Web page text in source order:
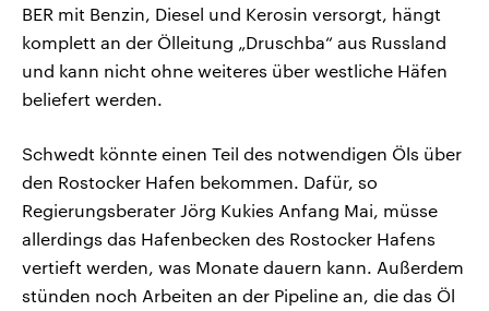
BER mit Benzin, Diesel und Kerosin versorgt, hängt
komplett an der Ölleitung „Druschba“ aus Russland
und kann nicht ohne weiteres über westliche Häfen
beliefert werden.
Schwedt könnte einen Teil des notwendigen Öls über
den Rostocker Hafen bekommen. Dafür, so
Regierungsberater Jörg Kukies Anfang Mai, müsse
allerdings das Hafenbecken des Rostocker Hafens
vertieft werden, was Monate dauern kann. Außerdem
stünden noch Arbeiten an der Pipeline an, die das Öl